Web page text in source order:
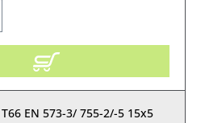
EN 573-3/ 755-2/-5 15x5